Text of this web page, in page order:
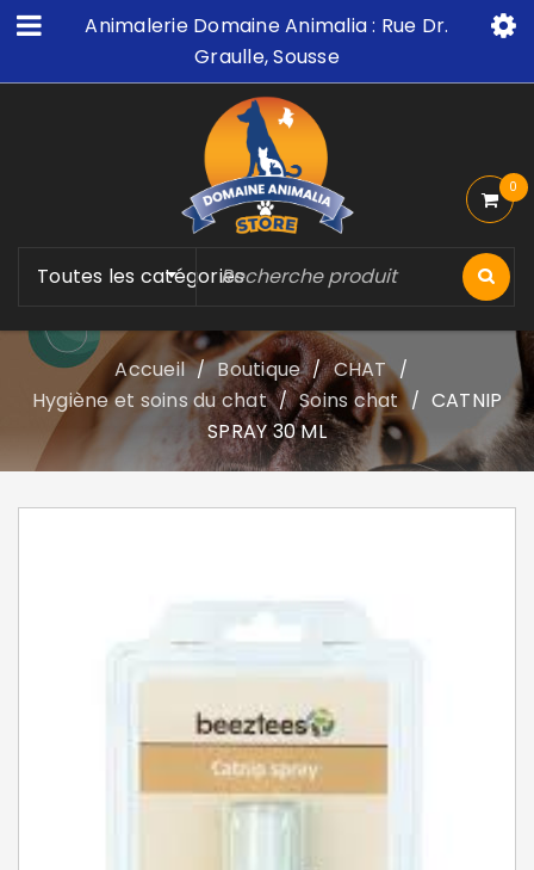
Animalerie Domaine Animalia : Rue Dr.
Graulle, Sousse
Toutes les catégories
0
Accueil / Boutique / CHAT /
Hygiène et soins du chat / Soins chat / CATNIP
SPRAY 30 ML